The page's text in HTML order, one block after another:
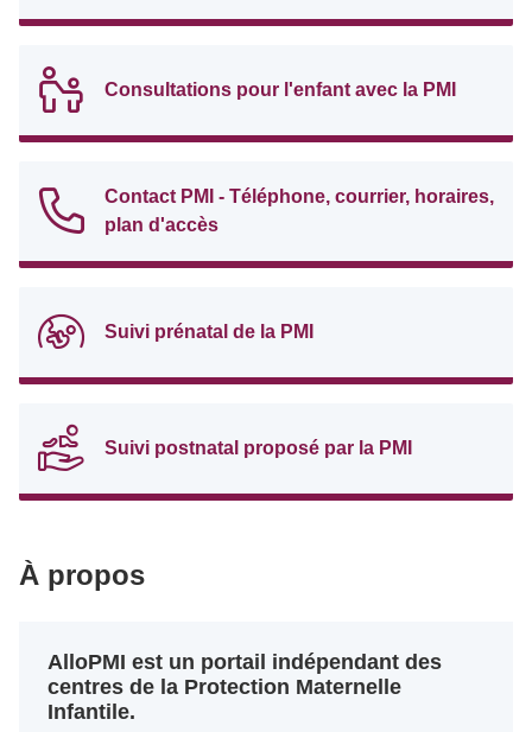
Consultations pour l'enfant avec la PMI
Contact PMI - Téléphone, courrier, horaires,
plan d'accès
Suivi prénatal de la PMI
Suivi postnatal proposé par la PMI
À propos
AlloPMI est un portail indépendant des
centres de la Protection Maternelle
Infantile.